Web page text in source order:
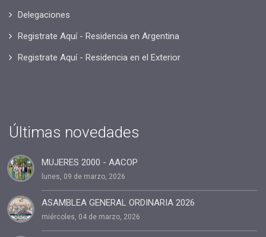
Delegaciones
Registrate Aquí - Residencia en Argentina
Registrate Aquí - Residencia en el Exterior
Últimas novedades
MUJERES 2000 - AACOP
lunes, 09 de marzo, 2026
ASAMBLEA GENERAL ORDINARIA 2026
miércoles, 04 de marzo, 2026